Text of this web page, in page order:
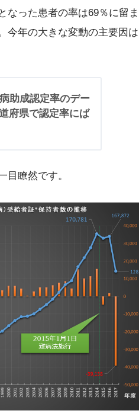
なった患者の率は69％に留
今年の大きな変動の主要因
助成認定率のデー
府県で認定率にば
目瞭然です。